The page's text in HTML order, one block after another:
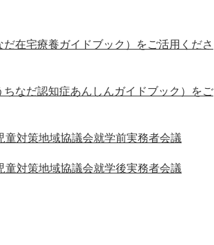
在宅療養ガイドブック）をご活用くださ
ちなだ認知症あんしんガイドブック）をご
対策地域協議会就学前実務者会議
対策地域協議会就学後実務者会議